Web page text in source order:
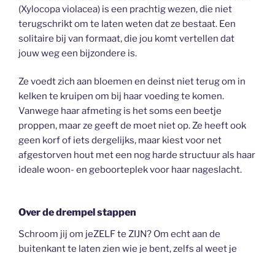
(Xylocopa violacea) is een prachtig wezen, die niet
terugschrikt om te laten weten dat ze bestaat. Een
solitaire bij van formaat, die jou komt vertellen dat
jouw weg een bijzondere is.
Ze voedt zich aan bloemen en deinst niet terug om in
kelken te kruipen om bij haar voeding te komen.
Vanwege haar afmeting is het soms een beetje
proppen, maar ze geeft de moet niet op. Ze heeft ook
geen korf of iets dergelijks, maar kiest voor net
afgestorven hout met een nog harde structuur als haar
ideale woon- en geboorteplek voor haar nageslacht.
Over de drempel stappen
Schroom jij om jeZELF te ZIJN? Om echt aan de
buitenkant te laten zien wie je bent, zelfs al weet je